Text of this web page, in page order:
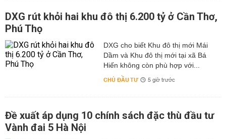
DXG rút khỏi hai khu đô thị 6.200 tỷ ở Cần Thơ,
Phú Thọ
DXG cho biết Khu đô thị mới Mái
Dầm và Khu đô thị mới tại xã Bá
Hiến không còn phù hợp với...
CHỦ ĐẦU TƯ 5 giờ trước
Đề xuất áp dụng 10 chính sách đặc thù đầu tư
Vành đai 5 Hà Nội